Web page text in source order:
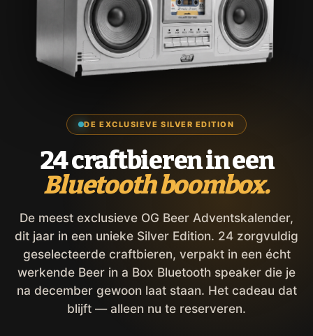
DE EXCLUSIEVE SILVER EDITION
24 craftbieren in een
Bluetooth boombox.
De meest exclusieve OG Beer Adventskalender,
dit jaar in een unieke Silver Edition. 24 zorgvuldig
geselecteerde craftbieren, verpakt in een écht
werkende Beer in a Box Bluetooth speaker die je
na december gewoon laat staan. Het cadeau dat
blijft — alleen nu te reserveren.